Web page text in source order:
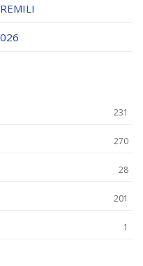
231
270
28
201
1